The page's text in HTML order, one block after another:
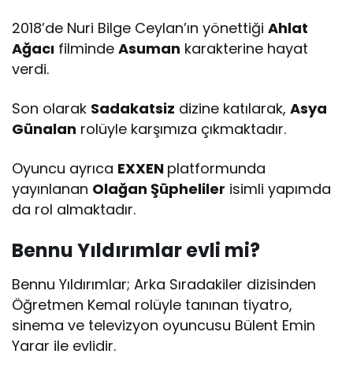
2018’de Nuri Bilge Ceylan’ın yönettiğiAhlat
Ağacı filmindeAsuman karakterine hayat
verdi.
Son olarak Sadakatsiz dizine katılarak,Asya
Günalan rolüyle karşımıza çıkmaktadır.
Oyuncu ayrıca EXXEN platformunda
yayınlanan Olağan Şüpheliler isimli yapımda
da rol almaktadır.
Bennu Yıldırımlar evli mi?
Bennu Yıldırımlar; Arka Sıradakiler dizisinden
Öğretmen Kemal rolüyle tanınan tiyatro,
sinema ve televizyon oyuncusu Bülent Emin
Yarar ile evlidir.